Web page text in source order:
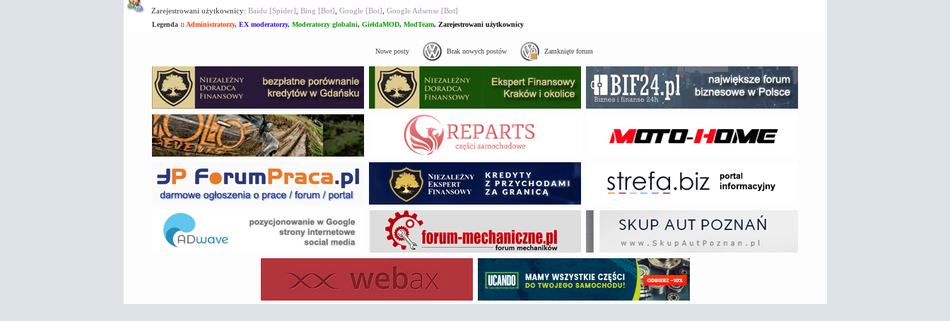
Zarejestrowani użytkownicy: Baidu [Spider] Bing [Bot] Google [Bot] Google Adsense [Bot]
Legenda :: Administratorzy, EX moderatorzy, Moderatorzy globalni, GiełdaMOD, ModTeam, Zarejestrowani użytkownicy
Nowe posty Brak nowych postów Zamknięte forum